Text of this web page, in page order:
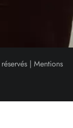
| Mentions